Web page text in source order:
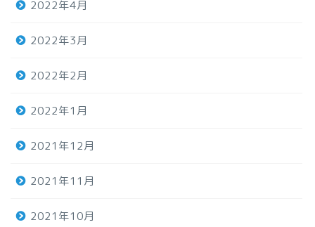
2022年4月
2022年3月
2022年2月
2022年1月
2021年12月
2021年11月
2021年10月